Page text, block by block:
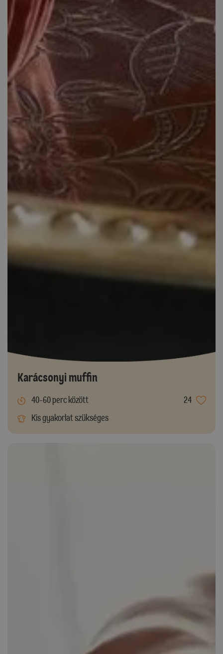
Karácsonyi muffin
40-60 perc között
24
Kis gyakorlat szükséges